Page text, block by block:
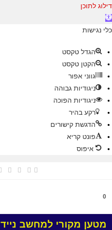
דילוג לתוכן
כלי נגישות
הגדל טקסט
הקטן טקסט
גווני אפור
ניגודיות גבוהה
ניגודיות הפוכה
רקע בהיר
הדגשת קישורים
פונט קריא
איפוס
0